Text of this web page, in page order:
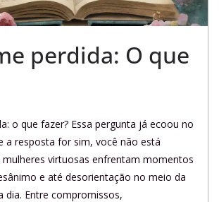
perdida: O que
o que fazer? Essa pergunta já ecoou no
a resposta for sim, você não está
mulheres virtuosas enfrentam momentos
e até desorientação no meio da
dia. Entre compromissos,